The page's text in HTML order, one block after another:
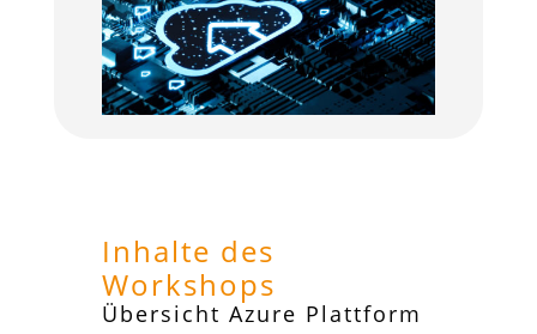
Inhalte des
Workshops
Übersicht Azure Plattform